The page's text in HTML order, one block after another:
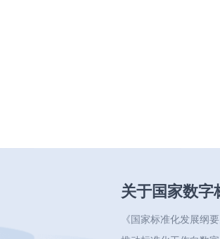
关于国家数字
《国家标准化发展纲